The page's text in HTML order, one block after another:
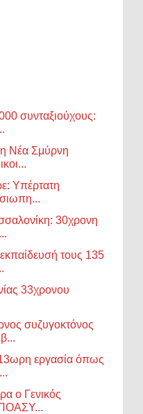
συνταξιούχους:
Νέα Σμύρνη
Υπέρτατη
30χρονη
τους 135
33χρονου
συζυγοκτόνος
εργασία όπως
ο Γενικός
ΠΟΑΣΥ...